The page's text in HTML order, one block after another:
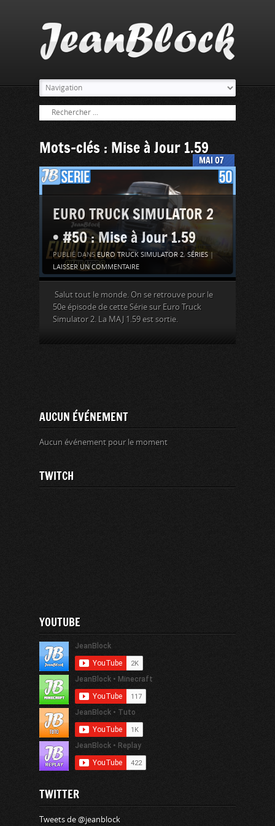
Mots-clés : Mise à Jour 1.59
07
MAI
EURO TRUCK SIMULATOR 2
• #50 : Mise à Jour 1.59
PUBLIÉ DANS EURO TRUCK SIMULATOR 2, SÉRIES
LAISSER UN COMMENTAIRE
Salut tout le monde. On se retrouve pour le
50e épisode de cette Série sur Euro Truck
Simulator 2. La MAJ 1.59 est sortie.
AUCUN ÉVÉNEMENT
Aucun événement pour le moment
TWITCH
YOUTUBE
TWITTER
Tweets de @jeanblock